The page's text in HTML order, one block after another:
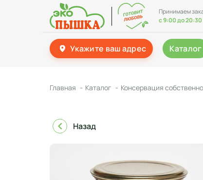
Принимаем
с 9:00 до 20:30
Укажите ваш адрес Каталог
Главная Каталог Консервация
Назад